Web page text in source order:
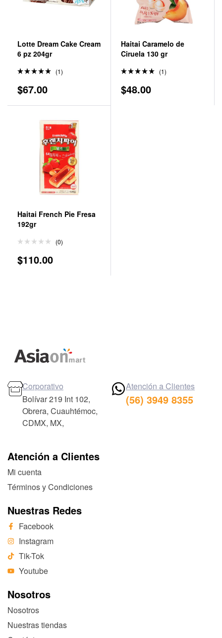
Lotte Dream Cake Cream
6 pz 204gr
en5.00
de 5
(1)
$67.00
Haitai Caramelo de
Ciruela 130 gr
en5.00
de 5
(1)
$48.00
Haitai French Pie Fresa
192gr
(0)
$110.00
Atención a Clientes
Mi cuenta
Términos y Condiciones
Nuestras Redes
Facebook
Instagram
Tik-Tok
Youtube
Nosotros
Nosotros
Nuestras tiendas
Corporativo
Bolívar 219 Int 102,
Obrera, Cuauhtémoc,
CDMX, MX,
Atención a Clientes
(56) 3949 8355